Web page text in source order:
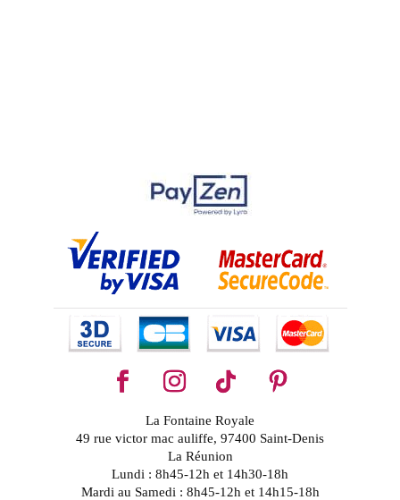
La Fontaine Royale
49 rue victor mac auliffe, 97400 Saint-Denis
La Réunion
Lundi : 8h45-12h et 14h30-18h
Mardi au Samedi : 8h45-12h et 14h15-18h